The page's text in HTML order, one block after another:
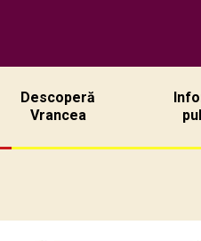
Descoperă
Vrancea